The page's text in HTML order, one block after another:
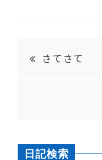
さてさて
日記検索